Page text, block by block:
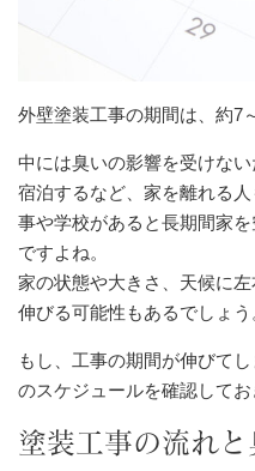
外壁塗装工事の期間は、約7
中には臭いの影響を受けな
宿泊するなど、家を離れる
事や学校があると長期間家
ですよね。
家の状態や大きさ、天候に
伸びる可能性もあるでしょう
もし、工事の期間が伸びて
のスケジュールを確認してお
塗装工事の流れ